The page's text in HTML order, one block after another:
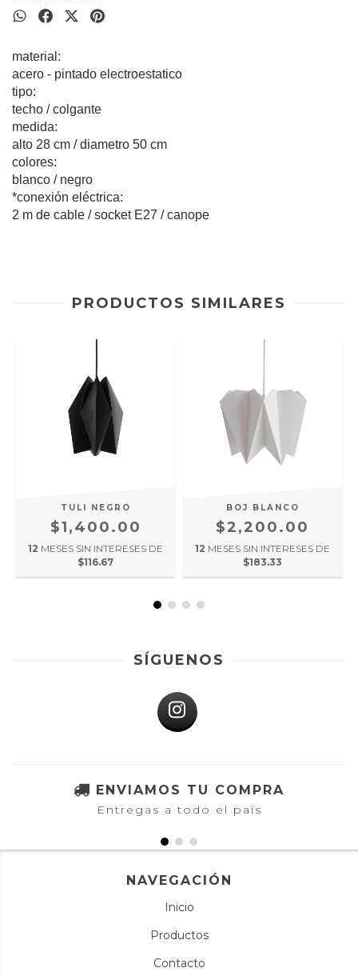
COMPARTIR:
material:
acero - pintado electroestatico
tipo:
techo / colgante
medida:
alto 28 cm / diametro 50 cm
colores:
blanco / negro
*conexión eléctrica:
TULI NEGRO
$1,400.00
MESES SIN INTERESES DE
$116.67
BOJ BLANCO
$2,200.00
MESES SIN INTERESES DE
$183.33
ENVIAMOS TU COMPRA